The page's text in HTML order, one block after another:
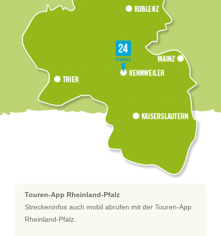
Touren-App Rheinland-Pfalz
Streckeninfos auch mobil abrufen mit der Touren-App
Rheinland-Pfalz.